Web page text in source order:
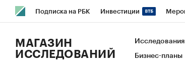
Подписка на РБК Инвестиции
Исследования Кредитные рейтинги
МАГАЗИН
ИССЛЕДОВАНИЙ
Исследования
Бизнес-планы